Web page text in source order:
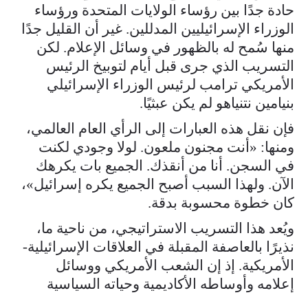
حادة جدًا بين رؤساء الولايات المتحدة ورؤساء
الوزراء الإسرائيليين المدللين. غير أن القليل جدًا
منها سُمح له بالظهور في وسائل الإعلام. لكن
التسريب الذي جرى قبل أيام لتوبيخ الرئيس
الأمريكي ترامب لرئيس الوزراء الإسرائيلي
بنيامين نتنياهو لم يكن عبثيًا.
فإن نقل هذه العبارات إلى الرأي العام العالمي،
ومنها: «أنت مجنون ملعون. لولا وجودي لكنت
في السجن. أنا من أنقذك. الجميع بات يكرهك
الآن. ولهذا السبب أصبح الجميع يكره إسرائيل»،
كان خطوة محسوبة بدقة.
ويُعد هذا التسريب الاستراتيجي، من ناحية ما،
نذيرًا بالعاصفة المقبلة في العلاقات الإسرائيلية-
الأمريكية. إذ إن الشعب الأمريكي ووسائل
إعلامه وأوساطه الأكاديمية وحياته السياسية